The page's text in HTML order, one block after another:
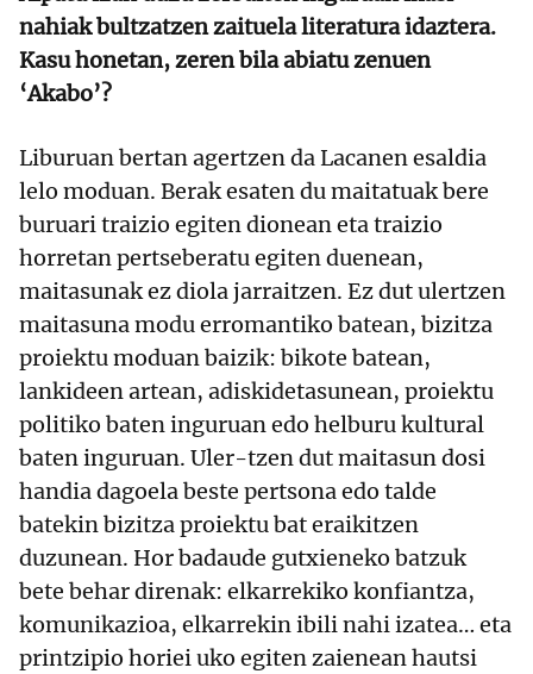
nahiak bultzatzen zaituela literatura idaztera.
Kasu honetan, zeren bila abiatu zenuen
‘Akabo’?
Liburuan bertan agertzen da Lacanen esaldia
lelo moduan. Berak esaten du maitatuak bere
buruari traizio egiten dionean eta traizio
horretan pertseberatu egiten duenean,
maitasunak ez diola jarraitzen. Ez dut ulertzen
maitasuna modu erromantiko batean, bizitza
proiektu moduan baizik: bikote batean,
lankideen artean, adiskidetasunean, proiektu
politiko baten inguruan edo helburu kultural
baten inguruan. Uler-tzen dut maitasun dosi
handia dagoela beste pertsona edo talde
batekin bizitza proiektu bat eraikitzen
duzunean. Hor badaude gutxieneko batzuk
bete behar direnak: elkarrekiko konfiantza,
komunikazioa, elkarrekin ibili nahi izatea… eta
printzipio horiei uko egiten zaienean hautsi